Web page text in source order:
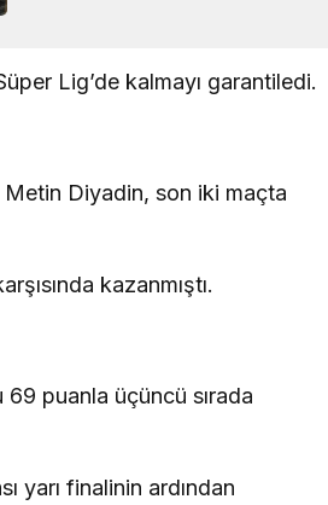
Lig’de kalmayı garantiledi.
Diyadin, son iki maçta
kazanmıştı.
puanla üçüncü sırada
yarı finalinin ardından